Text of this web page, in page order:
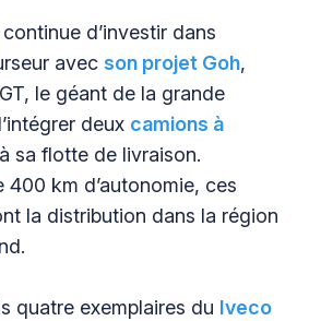
d’investir dans
avec son projet Goh,
le géant de la grande
deux camions à
à sa flotte de livraison.
400 km d’autonomie, ces
la distribution dans la région
quatre exemplaires du Iveco